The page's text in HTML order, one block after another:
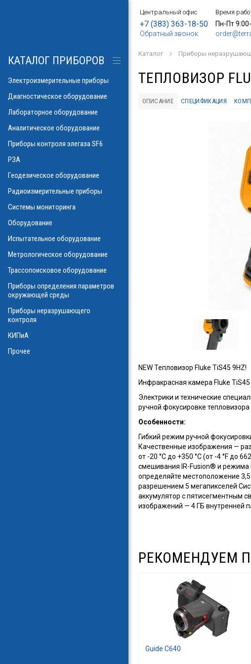
Центральный офис
+7 (383) 363-18-50
Обратный звонок
Время
Пн-Пт
Каталог Приборы
ТЕПЛОВИЗОР
ОПИСАНИЕ СПЕЦИФИКАЦИЯ
NEW Тепловизор Fluke TiS45 9HZ!
Инфракрасная камера Fluke TiS45
Электрики и технические
ручной фокусировке тепловизора
Особенности:
Гибкий режим ручной
Качественные изображения —
от -20 °C до +350 °C (от -4 °F до
смешивания IR-Fusion® и режима
определяйте местоположение
разрешением 5 мегапикселей
аккумулятор с пятисегментным
изображений — 4 ГБ внутренней
РЕКОМЕНДУЕМ
Guide C640
КАТАЛОГ ПРИБОРОВ
Электроизмерительные приборы
Диагностическое оборудование
Лабораторное оборудование
Аналитическое оборудование
Приборы контроля элегаза SF6
РЗА
Геодезическое оборудование
Радиоизмерительные приборы
Системы мониторинга
Оборудование
Испытательное оборудование
Метрологическое оборудование
Трассопоисковое оборудование
Приборы определения параметров
окружающей среды
Приборы неразрушающего
контроля
КИПиА
Прочее
ноль
УФ)
инверсионной
элегаза
потерь\
и влажности
газов в масле
оборудования
масле
линий
потоков
физических
РПН